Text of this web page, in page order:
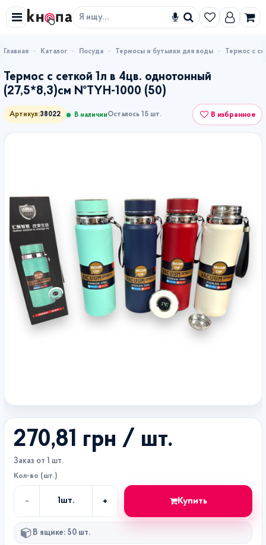
Искать
Каталог Посуда Термосы и бутылки для воды Термос с
Термос с сеткой 1л в 4цв. однотонный
(27,5*8,3)см №TYH-1000 (50)
Артикул:38022 В наличииОсталось 15 шт. В избранное
270,81 грн / шт.
Заказ от 1 шт.
Кол-во (шт.)
-
во
1шт. + Купить
В ящике: 50 шт.